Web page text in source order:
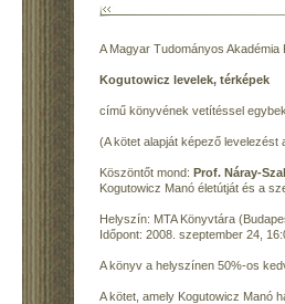
A Magyar Tudományos
Kogutowicz levelek, térképek
című könyvének vetítéssel
(A kötet alapját képező levelezést
Köszöntőt mond: Prof. Náray-
Kogutowicz Manó életútját és a
Helyszín: MTA Könyvtára
Időpont: 2008. szeptember 24,
A könyv a helyszínen 50%-os
A kötet, amely Kogutowicz Manó